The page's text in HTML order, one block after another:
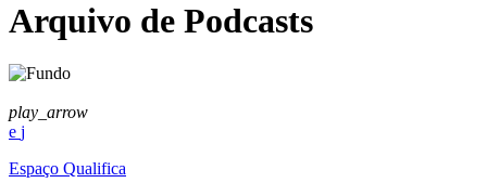
Arquivo de Podcasts
play_arrow
Espaço Qualifica